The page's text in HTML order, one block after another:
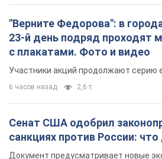
"Верните Федорова": в
23-й день подряд проходят
с плакатами. Фото и видео
Участники акций продолжают серию
6 часов назад 2,6 т.
Сенат США одобрил
санкциях против России:
Документ предусматривает новые